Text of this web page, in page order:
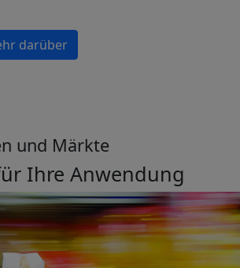
darüber
und Märkte
Ihre Anwendung